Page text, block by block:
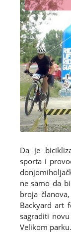
Da je
sporta i
ne samo da
broja
Backyard art
sagraditi
Velikom parku.